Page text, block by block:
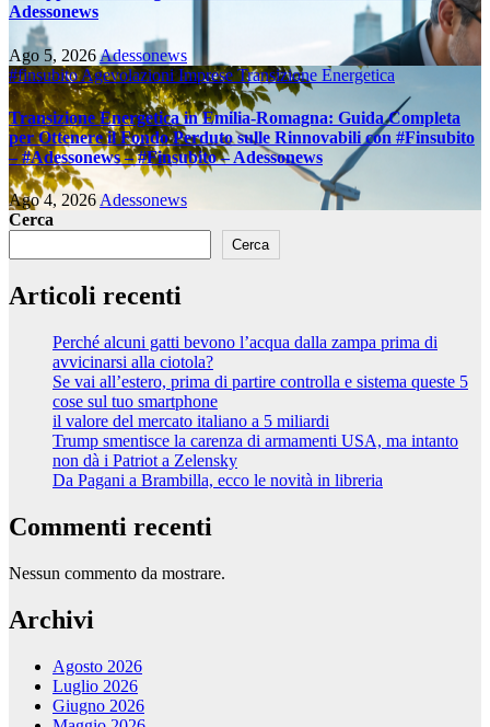
Adessonews
Ago 5, 2026Adessonews
#finsubitoAgevolazioni ImpreseTransizione Energetica
Transizione Energetica in Emilia-Romagna: Guida Completa
per Ottenere il Fondo Perduto sulle Rinnovabili con #Finsubito
– #Adessonews – #Finsubito – Adessonews
Ago 4, 2026 Adessonews
Cerca
Cerca
Articoli recenti
Perché alcuni gatti bevono l’acqua dalla zampa prima di
avvicinarsi alla ciotola?
Se vai all’estero, prima di partire controlla e sistema queste 5
cose sul tuo smartphone
il valore del mercato italiano a 5 miliardi
Trump smentisce la carenza di armamenti USA, ma intanto
non dà i Patriot a Zelensky
Da Pagani a Brambilla, ecco le novità in libreria
Commenti recenti
Nessun commento da mostrare.
Archivi
Agosto 2026
Luglio 2026
Giugno 2026